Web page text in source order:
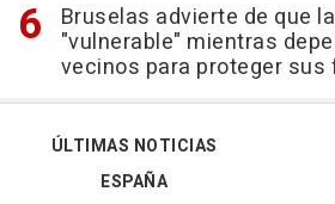
Bruselas advierte de que
"vulnerable" mientras
vecinos para proteger sus
ÚLTIMAS NOTICIAS
ESPAÑA